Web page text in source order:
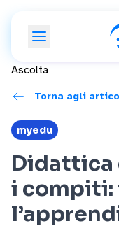
Ascolta
Torna agli
myedu
Didattica
i compiti: